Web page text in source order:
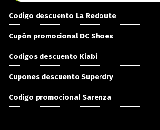
Codigo descuento La Redoute
Cupón promocional DC Shoes
Codigos descuento Kiabi
Cupones descuento Superdry
Codigo promocional Sarenza